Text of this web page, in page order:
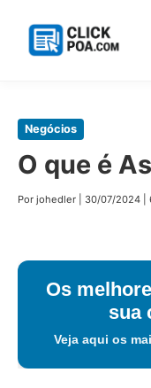
Pular
conteúdo
Negócios
O que é
Por johedler 30/07/2024
Os
sua
Veja aqui os